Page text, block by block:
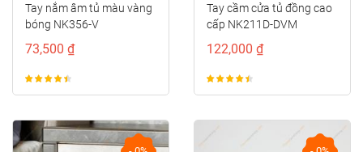
Tay nắm âm tủ màu vàng
bóng NK356-V
73,500 ₫
Tay cầm cửa tủ đồng cao
cấp NK211D-DVM
122,000 ₫